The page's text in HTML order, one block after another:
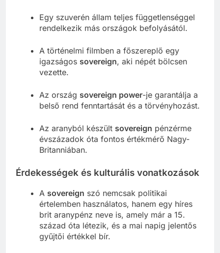
Egy szuverén állam teljes függetlenséggel
rendelkezik más országok befolyásától.
A történelmi filmben a főszereplő egy
igazságos sovereign, aki népét bölcsen
vezette.
Az ország sovereign power-je garantálja a
belső rend fenntartását és a törvényhozást.
Az aranyból készült sovereign pénzérme
évszázadok óta fontos értékmérő Nagy-
Britanniában.
Érdekességek és kulturális vonatkozások
A sovereign szó nemcsak politikai
értelemben használatos, hanem egy híres
brit aranypénz neve is, amely már a 15.
század óta létezik, és a mai napig jelentős
gyűjtői értékkel bír.